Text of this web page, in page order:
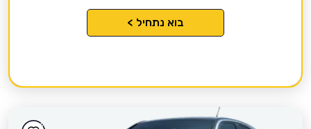
בוא נתחיל >